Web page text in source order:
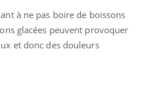
à ne pas boire de boissons
glacées peuvent provoquer
et donc des douleurs